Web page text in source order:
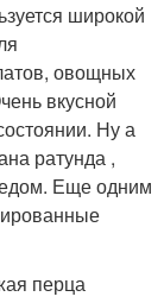
широкой
овощных
вкусной
Ну а
ратунда ,
Еще одним
перца